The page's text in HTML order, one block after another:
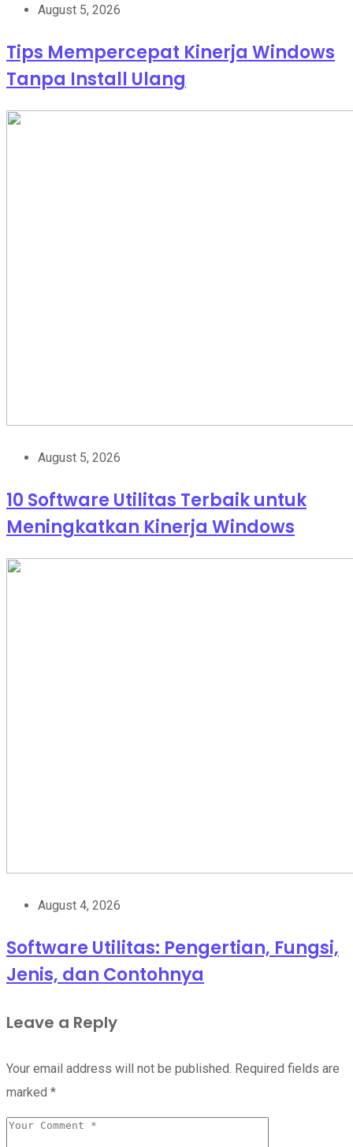
August 5, 2026
Tips Mempercepat Kinerja Windows
Tanpa Install Ulang
August 5, 2026
10 Software Utilitas Terbaik untuk
Meningkatkan Kinerja Windows
August 4, 2026
Software Utilitas: Pengertian, Fungsi,
Jenis, dan Contohnya
Leave a Reply
Your email address will not be published. Required fields are
marked *